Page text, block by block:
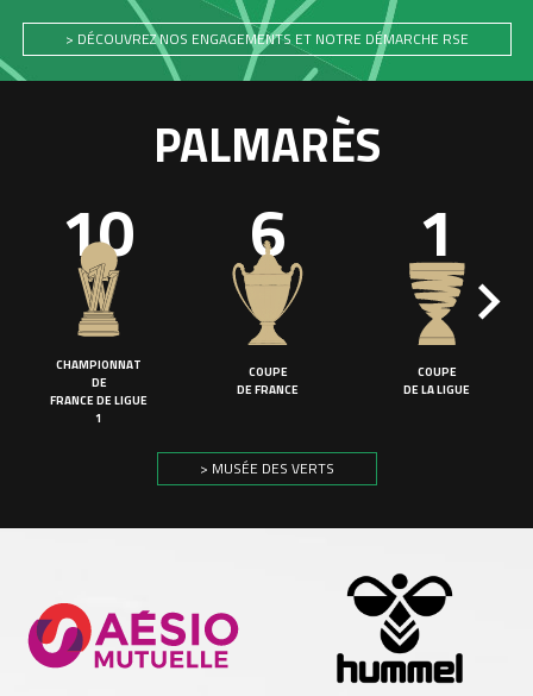
> DÉCOUVREZ NOS ENGAGEMENTS ET NOTRE DÉMARCHE RSE
PALMARÈS
10
CHAMPIONNAT
DE
FRANCE DE LIGUE
1
6
COUPE
DE FRANCE
1
COUPE
DE LA LIGUE
> MUSÉE DES VERTS